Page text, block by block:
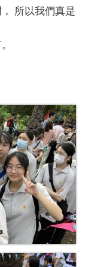
所以我們真是